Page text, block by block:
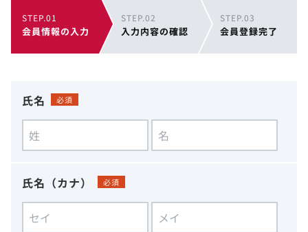
STEP.01
会員情報の入力
STEP.02
入力内容の確認
STEP.03
会員登録完了
氏名 必須
氏名（カナ） 必須